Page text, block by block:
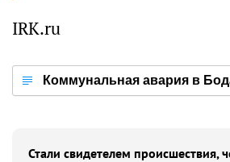
IRK.ru
Коммунальная авария в
Стали свидетелем происшествия,